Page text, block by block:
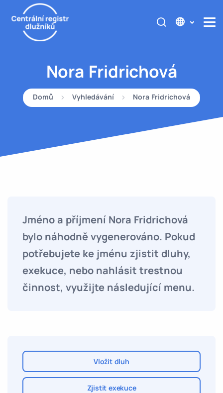
Nora Fridrichová
Domů Vyhledávání Nora Fridrichová
Jméno a příjmení Nora Fridrichová
bylo náhodně vygenerováno. Pokud
potřebujete ke jménu zjistit dluhy,
exekuce, nebo nahlásit trestnou
činnost, využijte následující menu.
Vložit dluh
Zjistit exekuce